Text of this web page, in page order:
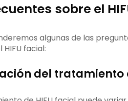
sobre el
algunas de las
facial:
del tratamiento